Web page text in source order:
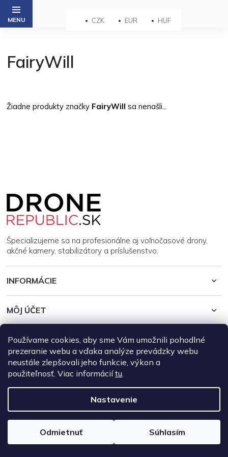
Používame cookies, aby sme Vám umožnili pohodlné
prezeranie webu a vďaka analýze prevádzky webu
neustále zlepšovali jeho funkcie, výkon a
použiteľnosť. Viac informáciítu.
Nastavenie
Odmietnuť Súhlasím
Prejsť
obsah
CZK EUR HUF
FairyWill
Žiadne produkty značky FairyWill sa nenašli...
Špecializujeme sa na profesionálne aj voľnočasové drony,
akčné kamery, stabilizátory a príslušenstvo.
INFORMÁCIE
MÔJ ÚČET
Vytvoril Shoptet
Copyright 2026DroneRepublic.sk . Všetky práva vyhradené.Upraviť
nastavenie cookies